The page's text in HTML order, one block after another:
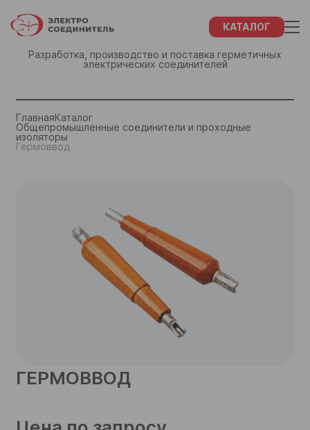
КАТАЛОГ
Разработка, производство и поставка герметичных
электрических соединителей
ГлавнаяКаталог
Общепромышленные соединители и проходные
изоляторы
Гермоввод
ГЕРМОВВОД
Название компании
Согласен на обработку
ЗАКАЗ
ФИО
ИНН Вашей компании
Согласен на обработкуперсональных данных
+7 (855) 932-68-46
+7 (855) 934-92-27
+7 (843) 202-37-10
+7 (843) 202-37-57
Закрыть